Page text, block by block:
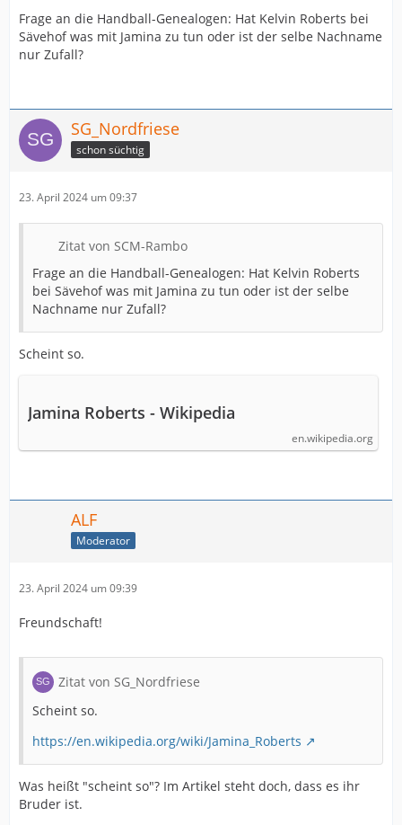
Frage an die Handball-Genealogen: Hat Kelvin Roberts bei
Sävehof was mit Jamina zu tun oder ist der selbe Nachname
nur Zufall?
SG_Nordfriese
schon süchtig
23. April 2024 um 09:37
Zitat von SCM-Rambo
Frage an die Handball-Genealogen: Hat Kelvin Roberts
bei Sävehof was mit Jamina zu tun oder ist der selbe
Nachname nur Zufall?
Scheint so.
Jamina Roberts - Wikipedia
en.wikipedia.org
ALF
Moderator
23. April 2024 um 09:39
Freundschaft!
Zitat von SG_Nordfriese
Scheint so.
https://en.wikipedia.org/wiki/Jamina_Roberts
Was heißt "scheint so"? Im Artikel steht doch, dass es ihr
Bruder ist.